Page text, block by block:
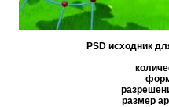
PSD исходник
размер